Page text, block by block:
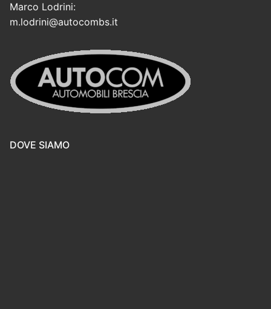
Marco Lodrini:
m.lodrini@autocombs.it
DOVE SIAMO